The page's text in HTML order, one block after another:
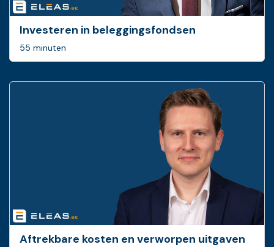
Investeren in beleggingsfondsen
55 minuten
Aftrekbare kosten en verworpen uitgaven